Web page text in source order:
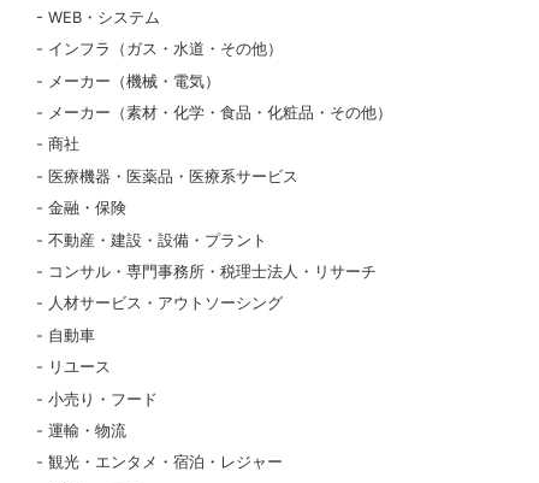
WEB・システム
インフラ（ガス・水道・その他）
メーカー（機械・電気）
メーカー（素材・化学・食品・化粧品・その他）
商社
医療機器・医薬品・医療系サービス
金融・保険
不動産・建設・設備・プラント
コンサル・専門事務所・税理士法人・リサーチ
人材サービス・アウトソーシング
自動車
リユース
小売り・フード
運輸・物流
観光・エンタメ・宿泊・レジャー